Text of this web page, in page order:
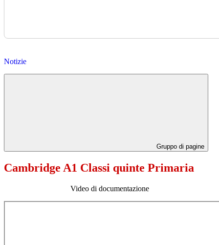
Notizie
Gruppo di pagine
Cambridge A1 Classi quinte Primaria
Video di documentazione